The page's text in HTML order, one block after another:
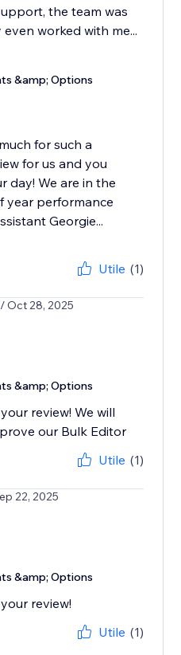
the team was
worked with me...
&amp; Options
for such a
for us and you
day! We are in the
year performance
Georgie...
Utile (1)
/ Oct 28, 2025
&amp; Options
review! We will
our Bulk Editor
Utile (1)
22, 2025
&amp; Options
review!
Utile (1)